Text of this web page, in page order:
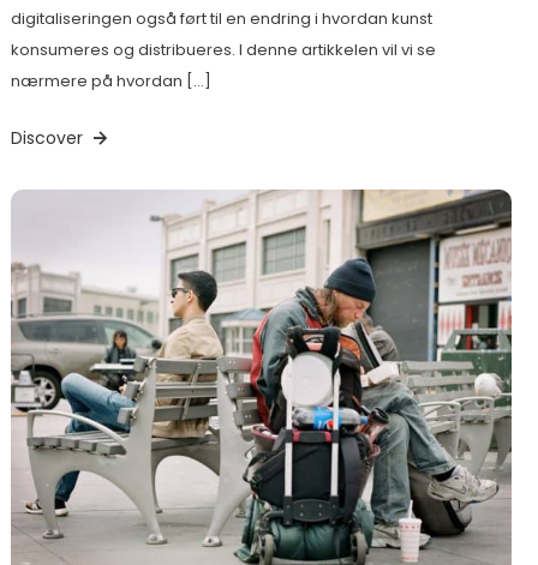
digitaliseringen også ført til en endring i hvordan kunst
konsumeres og distribueres. I denne artikkelen vil vi se
nærmere på hvordan […]
Discover